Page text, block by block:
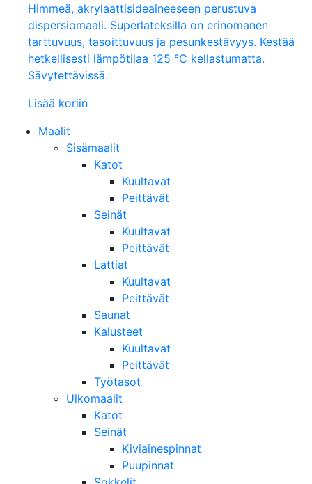
Himmeä, akrylaattisideaineeseen perustuva
dispersiomaali. Superlateksilla on erinomanen
tarttuvuus, tasoittuvuus ja pesunkestävyys. Kestää
hetkellisesti lämpötilaa 125 °C kellastumatta.
Sävytettävissä.
Lisää koriin
Maalit
Sisämaalit
Katot
Kuultavat
Peittävät
Seinät
Kuultavat
Peittävät
Lattiat
Kuultavat
Peittävät
Saunat
Kalusteet
Kuultavat
Peittävät
Työtasot
Ulkomaalit
Katot
Seinät
Kiviainespinnat
Puupinnat